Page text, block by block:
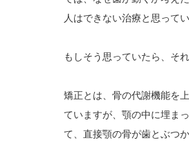
人はできない治療と思って
もしそう思っていたら、そ
矯正とは、骨の代謝機能を
ていますが、顎の中に埋ま
て、直接顎の骨が歯とぶつ